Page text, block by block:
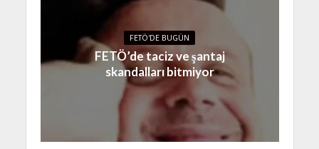
FETÖ'DE BUGÜN
FETÖ’de taciz ve şantaj
skandalları bitmiyor